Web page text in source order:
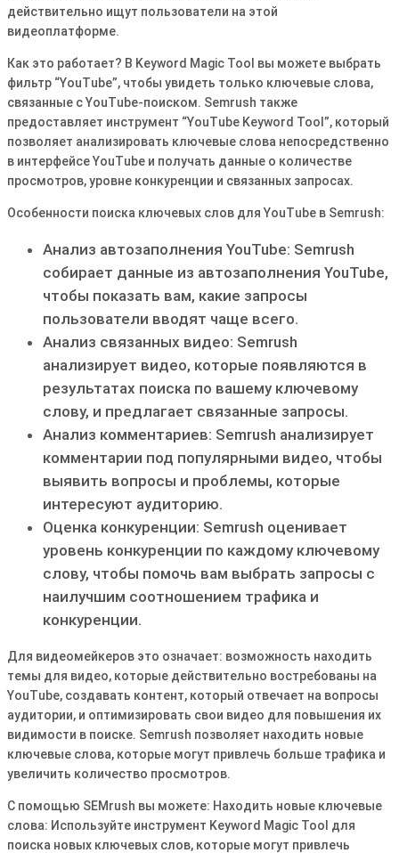
действительно ищут пользователи на этой
видеоплатформе.
Как это работает? В Keyword Magic Tool вы можете выбрать
фильтр “YouTube”, чтобы увидеть только ключевые слова,
связанные с YouTube-поиском. Semrush также
предоставляет инструмент “YouTube Keyword Tool”, который
позволяет анализировать ключевые слова непосредственно
в интерфейсе YouTube и получать данные о количестве
просмотров, уровне конкуренции и связанных запросах.
Особенности поиска ключевых слов для YouTube в Semrush:
Анализ автозаполнения YouTube: Semrush
собирает данные из автозаполнения YouTube,
чтобы показать вам, какие запросы
пользователи вводят чаще всего.
Анализ связанных видео: Semrush
анализирует видео, которые появляются в
результатах поиска по вашему ключевому
слову, и предлагает связанные запросы.
Анализ комментариев: Semrush анализирует
комментарии под популярными видео, чтобы
выявить вопросы и проблемы, которые
интересуют аудиторию.
Оценка конкуренции: Semrush оценивает
уровень конкуренции по каждому ключевому
слову, чтобы помочь вам выбрать запросы с
наилучшим соотношением трафика и
конкуренции.
Для видеомейкеров это означает: возможность находить
темы для видео, которые действительно востребованы на
YouTube, создавать контент, который отвечает на вопросы
аудитории, и оптимизировать свои видео для повышения их
видимости в поиске. Semrush позволяет находить новые
ключевые слова, которые могут привлечь больше трафика и
увеличить количество просмотров.
С помощью SEMrush вы можете: Находить новые ключевые
слова: Используйте инструмент Keyword Magic Tool для
поиска новых ключевых слов, которые могут привлечь